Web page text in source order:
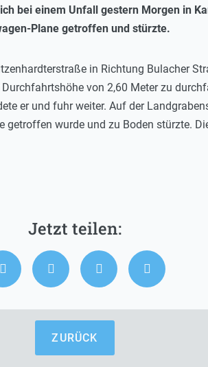
bei einem Unfall gestern Morgen in
Plane getroffen und stürzte.
in Richtung Bulacher
von 2,60 Meter zu
er und fuhr weiter. Auf der
getroffen wurde und zu Boden stürzte.
ZURÜCK